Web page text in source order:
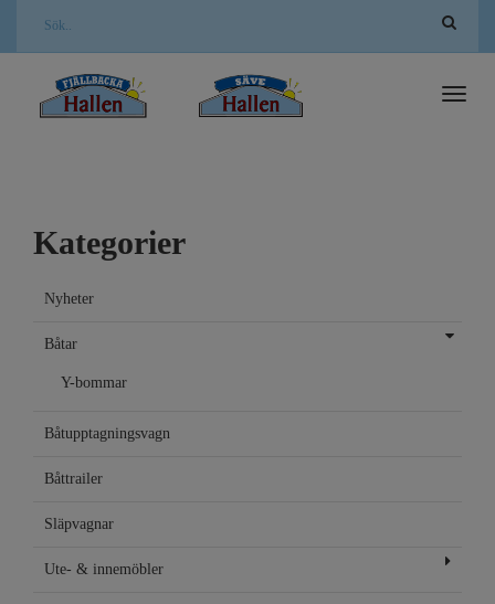
Toggle
Kategorier
Nyheter
Båtar
Y-bommar
Båtupptagningsvagn
Båttrailer
Släpvagnar
Ute- & innemöbler